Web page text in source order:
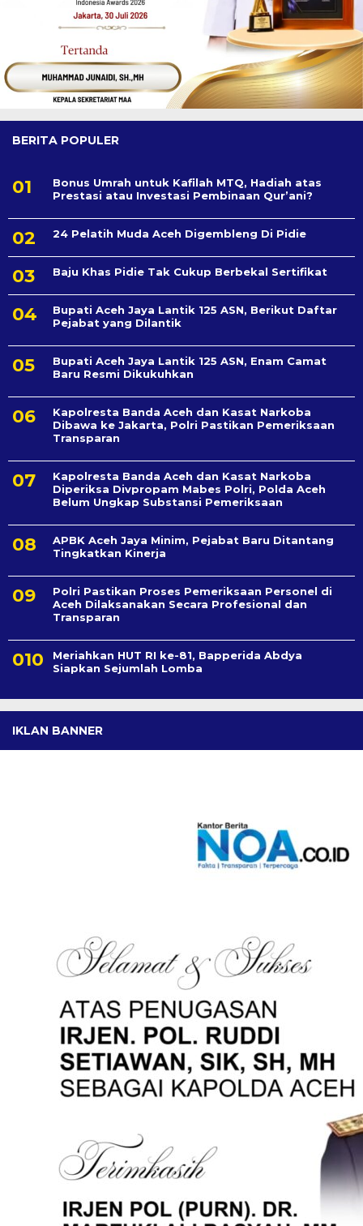
BERITA POPULER
Bonus Umrah untuk Kafilah MTQ, Hadiah atas
Prestasi atau Investasi Pembinaan Qur’ani?
24 Pelatih Muda Aceh Digembleng Di Pidie
Baju Khas Pidie Tak Cukup Berbekal Sertifikat
Bupati Aceh Jaya Lantik 125 ASN, Berikut Daftar
Pejabat yang Dilantik
Bupati Aceh Jaya Lantik 125 ASN, Enam Camat
Baru Resmi Dikukuhkan
Kapolresta Banda Aceh dan Kasat Narkoba
Dibawa ke Jakarta, Polri Pastikan Pemeriksaan
Transparan
Kapolresta Banda Aceh dan Kasat Narkoba
Diperiksa Divpropam Mabes Polri, Polda Aceh
Belum Ungkap Substansi Pemeriksaan
APBK Aceh Jaya Minim, Pejabat Baru Ditantang
Tingkatkan Kinerja
Polri Pastikan Proses Pemeriksaan Personel di
Aceh Dilaksanakan Secara Profesional dan
Transparan
Meriahkan HUT RI ke-81, Bapperida Abdya
Siapkan Sejumlah Lomba
IKLAN BANNER